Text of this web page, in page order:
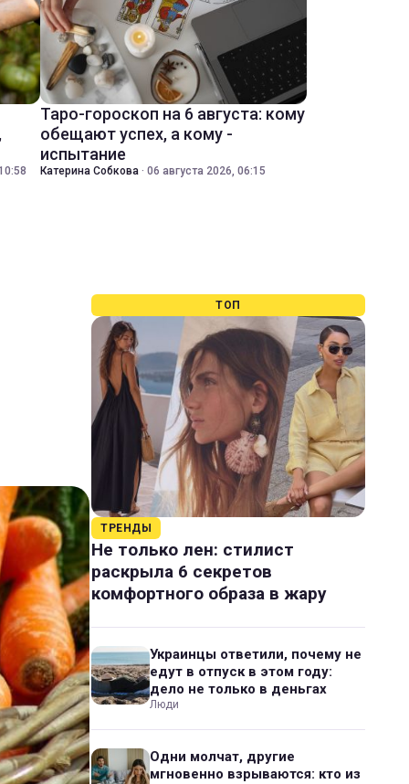
Таро-гороскоп на 6 августа: кому
обещают успех, а кому -
испытание
Катерина Собкова · 06 августа 2026, 06:15
ТОП
ТРЕНДЫ
Не только лен: стилист
раскрыла 6 секретов
комфортного образа в жару
Украинцы ответили, почему не
едут в отпуск в этом году:
дело не только в деньгах
Люди
Одни молчат, другие
мгновенно взрываются: кто из